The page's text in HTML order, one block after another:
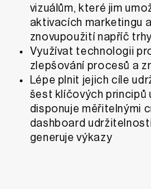
vizuálům, které jim
aktivacích marketingu
znovupoužití napříč trhy
Využívat technologii
zlepšování procesů a
Lépe plnit jejich cíle
šest klíčových principů
disponuje měřitelnými
dashboard
generuje výkazy